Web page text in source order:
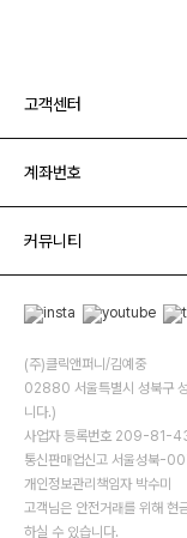
고객센터
계좌번호
커뮤니티
(주)클릭앤퍼니/김예중
02880 서울특별시 성북구
니다.)
사업자 등록번호 209-81-
통신판매업신고 서울성북-
개인정보관리책임자 박수미
고객님은 안전거래를 위해 현
하실 수 있습니다.